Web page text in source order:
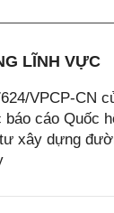
LĨNH VỰC
VPCP-CN
báo cáo Quốc
xây dựng